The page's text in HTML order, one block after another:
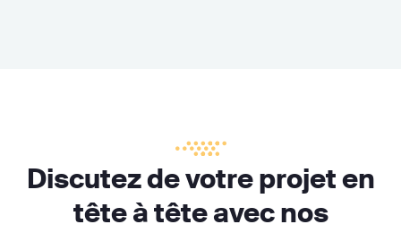
Discutez de votre projet en
tête à tête avec nos